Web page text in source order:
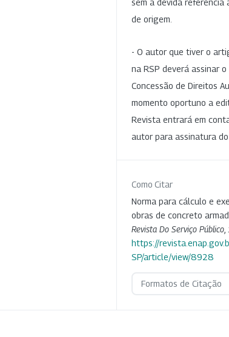
sem a devida referência
de origem.
- O autor que tiver o
na RSP deverá assinar o
Concessão de Direitos
momento oportuno a
Revista entrará em
autor para assinatura do
Como Citar
Norma para cálculo e
obras de concreto
Revista Do Serviço Público
https://
SP/article/view/8928
Formatos de Citação